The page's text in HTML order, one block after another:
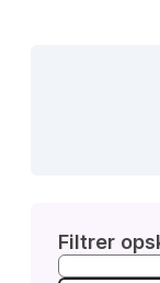
Filtrer